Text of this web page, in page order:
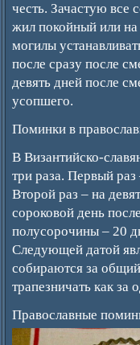
честь. Зачастую все
жил покойный или
могилы
после сразу после
девять дней после
усопшего.
Поминки в
В Византийско-
три раза. Первый раз
Второй раз – на
сороковой день
полусорочины – 20
Следующей датой
собираются за
трапезничать как за
Православные